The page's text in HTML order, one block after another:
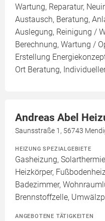
Wartung, Reparatur,
Austausch, Beratung,
Auslegung, Reinigung /
Berechnung, Wartung /
Erstellung
Ort Beratung,
Andreas Abel
Saunsstraße 1, 56743
HEIZUNG SPEZIALGEBIETE
Gasheizung,
Heizkörper,
Badezimmer,
Brennstoffzelle,
ANGEBOTENE TÄTIGKEITEN